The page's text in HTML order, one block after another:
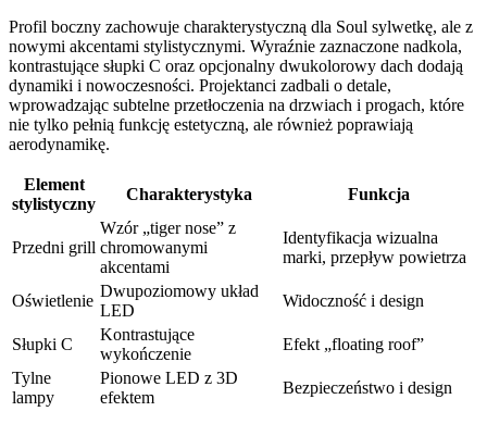
Profil boczny zachowuje charakterystyczną dla Soul sylwetkę, ale z
nowymi akcentami stylistycznymi. Wyraźnie zaznaczone nadkola,
kontrastujące słupki C oraz opcjonalny dwukolorowy dach dodają
dynamiki i nowoczesności. Projektanci zadbali o detale,
wprowadzając subtelne przetłoczenia na drzwiach i progach, które
nie tylko pełnią funkcję estetyczną, ale również poprawiają
aerodynamikę.
Element
stylistyczny
Charakterystyka Funkcja
Przedni grill
Wzór „tiger nose” z
chromowanymi
akcentami
Identyfikacja wizualna
marki, przepływ powietrza
Oświetlenie
Dwupoziomowy układ
LED
Widoczność i design
Słupki C
Kontrastujące
wykończenie
Efekt „floating roof”
Tylne
lampy
Pionowe LED z 3D
efektem
Bezpieczeństwo i design